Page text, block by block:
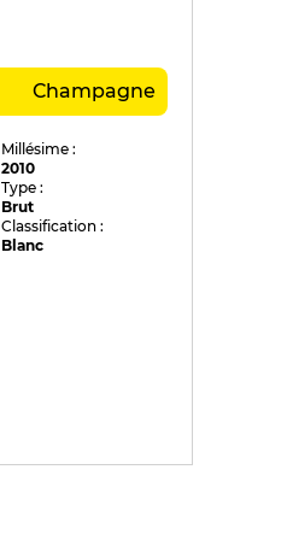
Champagne
Millésime :
2010
Type :
Brut
Classification :
Blanc